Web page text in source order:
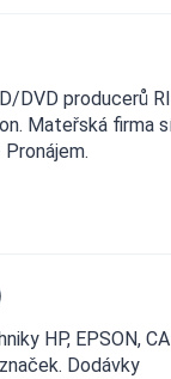
DVD producerů
Mateřská firma
HP, EPSON,
Dodávky